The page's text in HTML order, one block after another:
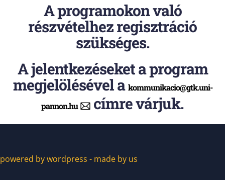
A programokon való
részvételhez regisztráció
szükséges.
A jelentkezéseket a program
megjelölésével a kommunikacio@gtk.uni-
pannon.hu
címre várjuk.
powered by wordpress - made by us